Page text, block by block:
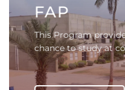
FAP
This Program
chance to study at